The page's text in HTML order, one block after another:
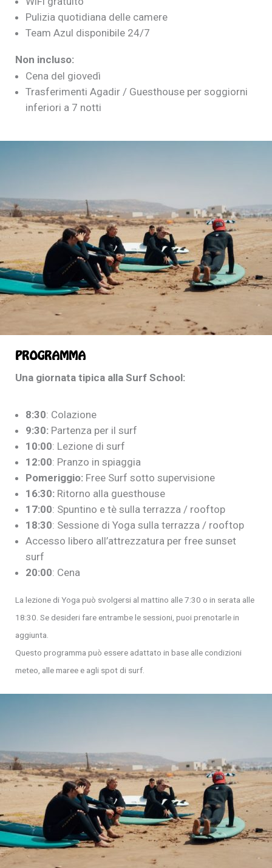
Pulizia quotidiana delle camere
Team Azul disponibile 24/7
Non incluso:
Cena del giovedì
Trasferimenti Agadir / Guesthouse per soggiorni
inferiori a 7 notti
PROGRAMMA
Una giornata tipica alla Surf School:
8:30: Colazione
9:30: Partenza per il surf
10:00: Lezione di surf
12:00: Pranzo in spiaggia
Pomeriggio: Free Surf sotto supervisione
16:30: Ritorno alla guesthouse
17:00: Spuntino e tè sulla terrazza / rooftop
18:30: Sessione di Yoga sulla terrazza / rooftop
Accesso libero all’attrezzatura per free sunset
surf
20:00: Cena
La lezione di Yoga può svolgersi al mattino alle 7:30 o in serata alle
18:30. Se desideri fare entrambe le sessioni, puoi prenotarle in
aggiunta.
Questo programma può essere adattato in base alle condizioni
meteo, alle maree e agli spot di surf.